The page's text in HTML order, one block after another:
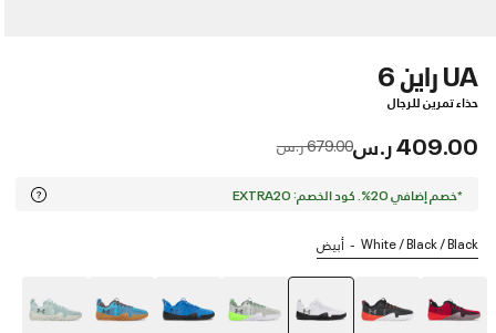
UA راين 6
حذاء تمرين للرجال
409.00 ر.س Price reduced from
679.00 ر.س to
*خصم إضافي 20%. كود الخصم: EXTRA20
White / Black / Black أبيض